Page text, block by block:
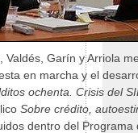
Valdés, Garín y Arriola
en marcha y el
ochenta. Crisis del
Sobre crédito,
dentro del Programa